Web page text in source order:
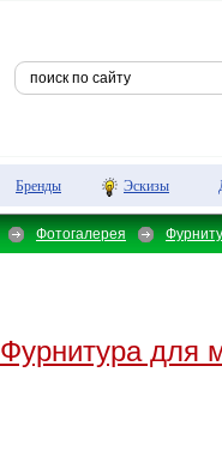
Бренды Эскизы
Фотогалерея
Фурнитура для